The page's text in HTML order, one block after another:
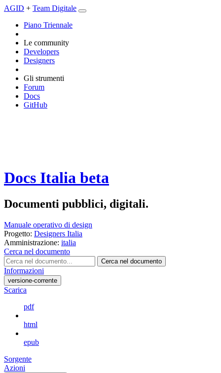
AGID + Team Digitale
Piano Triennale
Le community
Developers
Designers
Gli strumenti
Forum
Docs
GitHub
Docs Italia beta
Documenti pubblici, digitali.
Manuale operativo di design
Progetto: Designers Italia
Amministrazione: italia
Cerca nel documento
Cerca nel documento
Informazioni
versione-corrente
Scarica
pdf
html
epub
Sorgente
Azioni